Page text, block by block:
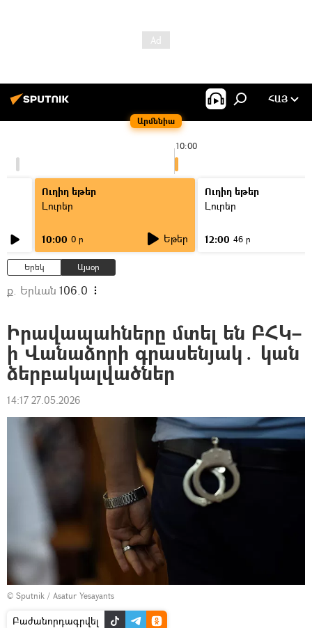
Արմենիա
ՀԱՅ
10:00
Ուղիղ եթեր
Լուրեր
10:00 0 ր Եթեր
Ուղիղ եթեր
Լուրեր
12:00 46 ր
Երեկ Այսօր
ք. Երևան 106.0
Իրավապահները մտել են ԲՀԿ–
ի Վանաձորի գրասենյակ․ կան
ձերբակալվածներ
14:17 27.05.2026
© Sputnik / Asatur Yesayants
Բաժանորդագրվել